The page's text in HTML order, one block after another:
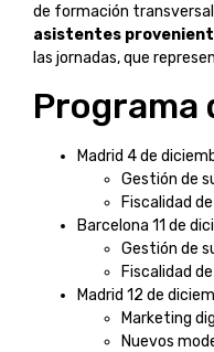
de formación
asistentes
las jornadas, que
Programa
Madrid 4 de
Gestión de
Fiscalidad
Barcelona 11 de
Gestión de
Fiscalidad
Madrid 12 de
Marketing
Nuevos